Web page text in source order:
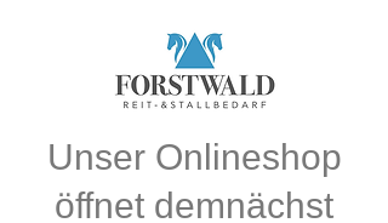
Unser Onlineshop
öffnet demnächst